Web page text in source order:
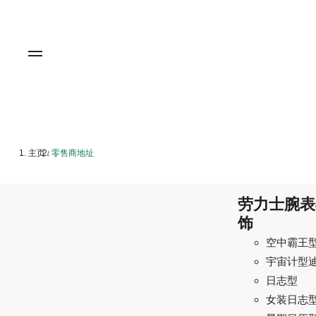
主页/ 零售商地址
劳力士腕
饰
空中霸王
宇宙计型
日志型
女装日志